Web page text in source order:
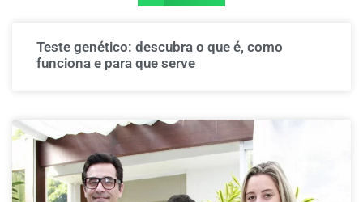
Teste genético: descubra o que é, como
funciona e para que serve